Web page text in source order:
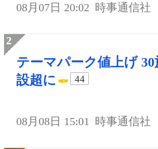
08月07日 20:02 時事通信社
テーマパーク値上げ 30
設超に
44
08月08日 15:01 時事通信社